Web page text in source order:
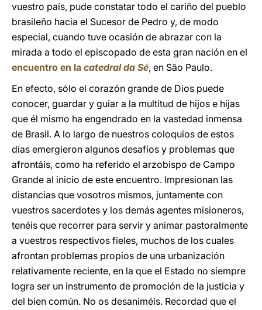
vuestro país, pude constatar todo el cariño del pueblo
brasileño hacia el Sucesor de Pedro y, de modo
especial, cuando tuve ocasión de abrazar con la
mirada a todo el episcopado de esta gran nación en el
encuentro en la catedral da Sé, en São Paulo.
En efecto, sólo el corazón grande de Dios puede
conocer, guardar y guiar a la multitud de hijos e hijas
que él mismo ha engendrado en la vastedad inmensa
de Brasil. A lo largo de nuestros coloquios de estos
días emergieron algunos desafíos y problemas que
afrontáis, como ha referido el arzobispo de Campo
Grande al inicio de este encuentro. Impresionan las
distancias que vosotros mismos, juntamente con
vuestros sacerdotes y los demás agentes misioneros,
tenéis que recorrer para servir y animar pastoralmente
a vuestros respectivos fieles, muchos de los cuales
afrontan problemas propios de una urbanización
relativamente reciente, en la que el Estado no siempre
logra ser un instrumento de promoción de la justicia y
del bien común. No os desaniméis. Recordad que el